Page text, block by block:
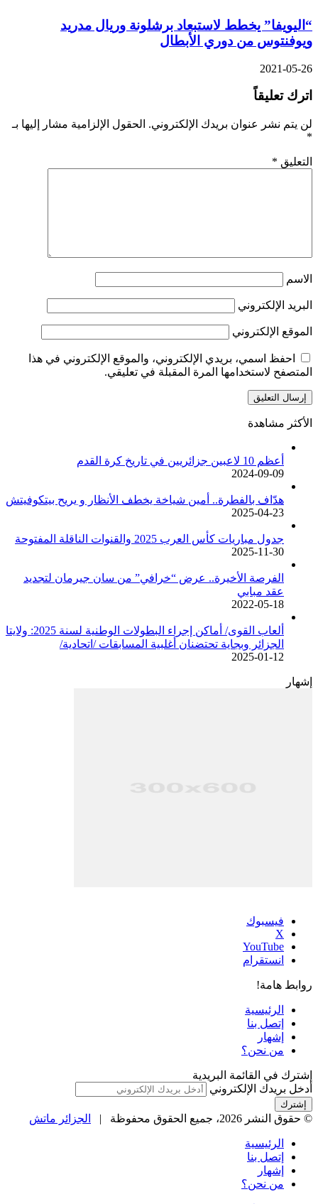
“اليويفا” يخطط لاستبعاد برشلونة وريال مدريد
ويوفنتوس من دوري الأبطال
2021-05-26
اترك تعليقاً
لن يتم نشر عنوان بريدك الإلكتروني. الحقول الإلزامية مشار إليها بـ
*
التعليق *
الاسم
البريد الإلكتروني
الموقع الإلكتروني
احفظ اسمي، بريدي الإلكتروني، والموقع الإلكتروني في هذا
المتصفح لاستخدامها المرة المقبلة في تعليقي.
الأكثر مشاهدة
أعظم 10 لاعبين جزائريين في تاريخ كرة القدم
2024-09-09
هدّاف بالفطرة.. أمين شياخة يخطف الأنظار و يريح بيتكوفيتش
2025-04-23
جدول مباريات كأس العرب 2025 والقنوات الناقلة المفتوحة
2025-11-30
الفرصة الأخيرة.. عرض “خرافي” من سان جيرمان لتجديد
عقد مبابي
2022-05-18
ألعاب القوى/ أماكن إجراء البطولات الوطنية لسنة 2025: ولايتا
الجزائر وبجاية تحتضنان أغلبية المسابقات /اتحادية/
2025-01-12
إشهار
فيسبوك
‫X
‫YouTube
انستقرام
روابط هامة!
الرئيسية
إتصل بنا
إشهار
من نحن؟
إشترك في القائمة البريدية
أدخل بريدك الإلكتروني
© حقوق النشر 2026، جميع الحقوق محفوظة | الجزائر ماتش
الرئيسية
إتصل بنا
إشهار
من نحن؟